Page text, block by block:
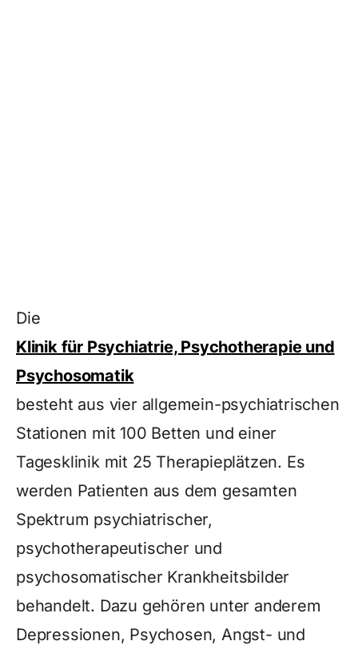
Die
Klinik für Psychiatrie, Psychotherapie und
Psychosomatik
besteht aus vier allgemein-psychiatrischen
Stationen mit 100 Betten und einer
Tagesklinik mit 25 Therapieplätzen. Es
werden Patienten aus dem gesamten
Spektrum psychiatrischer,
psychotherapeutischer und
psychosomatischer Krankheitsbilder
behandelt. Dazu gehören unter anderem
Depressionen, Psychosen, Angst- und